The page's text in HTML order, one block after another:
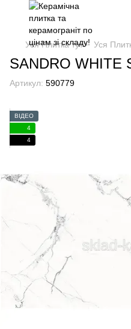
Уся Плитка тут> Уся
SANDRO WHITE
Артикул: 590779
ВІДЕО
4
4